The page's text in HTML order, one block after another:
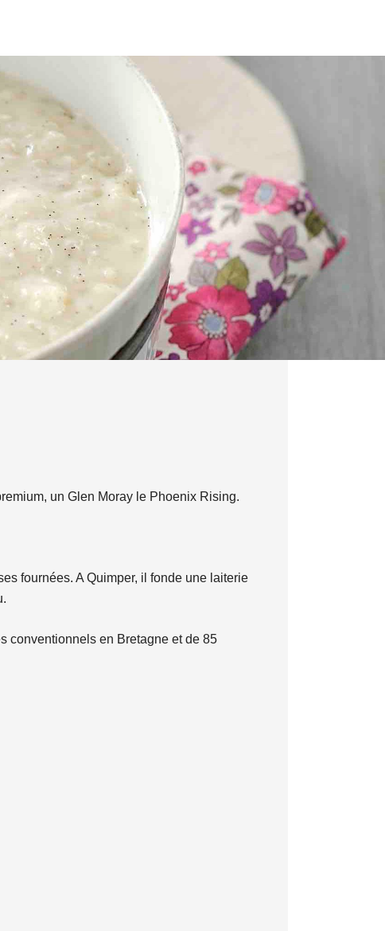
un Glen Moray le Phoenix Rising.
fournées. A Quimper, il fonde une laiterie
conventionnels en Bretagne et de 85